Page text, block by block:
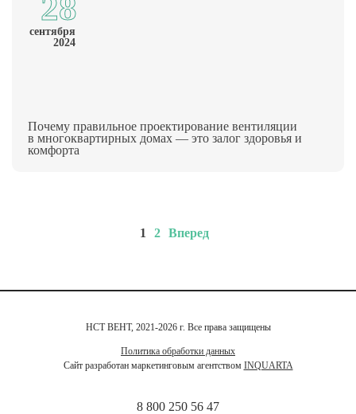
28
сентября
2024
Почему правильное проектирование вентиляции
в многоквартирных домах — это залог здоровья и
комфорта
1 2 Вперед
НСТ ВЕНТ, 2021-2026 г. Все права защищены
Политика обработки данных
Сайт разработан маркетинговым агентством INQUARTA
8 800 250 56 47